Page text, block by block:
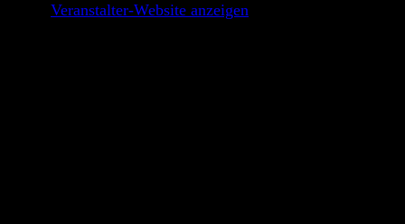
Veranstalter-Website anzeigen